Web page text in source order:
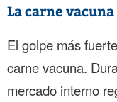
La carne
El golpe más
carne vacuna.
mercado interno